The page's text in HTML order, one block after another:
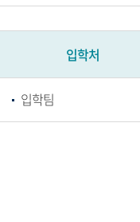
입학처
입학팀